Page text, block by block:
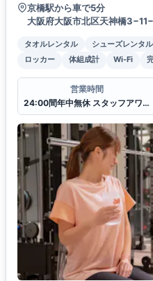
京橋駅から車で5分
大阪府大阪市北区天神橋
タオルレンタル シューズレンタル
ロッカー
体組成計 Wi-Fi
営業時間
24:00間年中無休 スタッフアワー(11:00〜22:00)